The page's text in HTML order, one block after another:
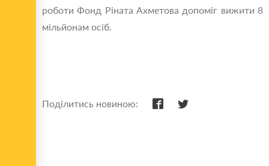
роботи Фонд Ріната Ахметова допоміг вижити 8
мільйонам осіб.
Поділитись новиною: